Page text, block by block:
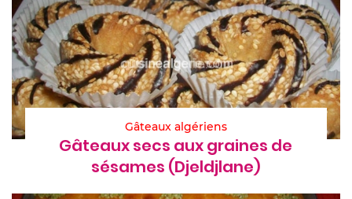
Gâteaux algériens
Gâteaux secs aux graines de
sésames (Djeldjlane)